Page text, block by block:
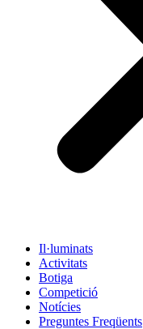
Il·luminats
Activitats
Botiga
Competició
Notícies
Preguntes Freqüents